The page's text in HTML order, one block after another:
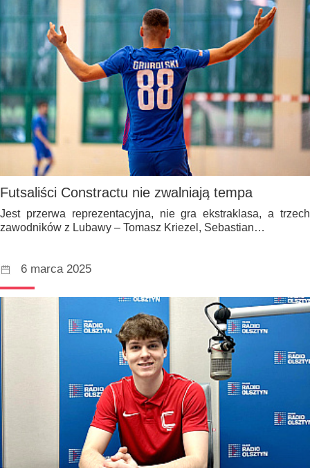
Futsaliści Constractu nie zwalniają tempa
Jest przerwa reprezentacyjna, nie gra ekstraklasa, a trzech
zawodników z Lubawy – Tomasz Kriezel, Sebastian…
6 marca 2025